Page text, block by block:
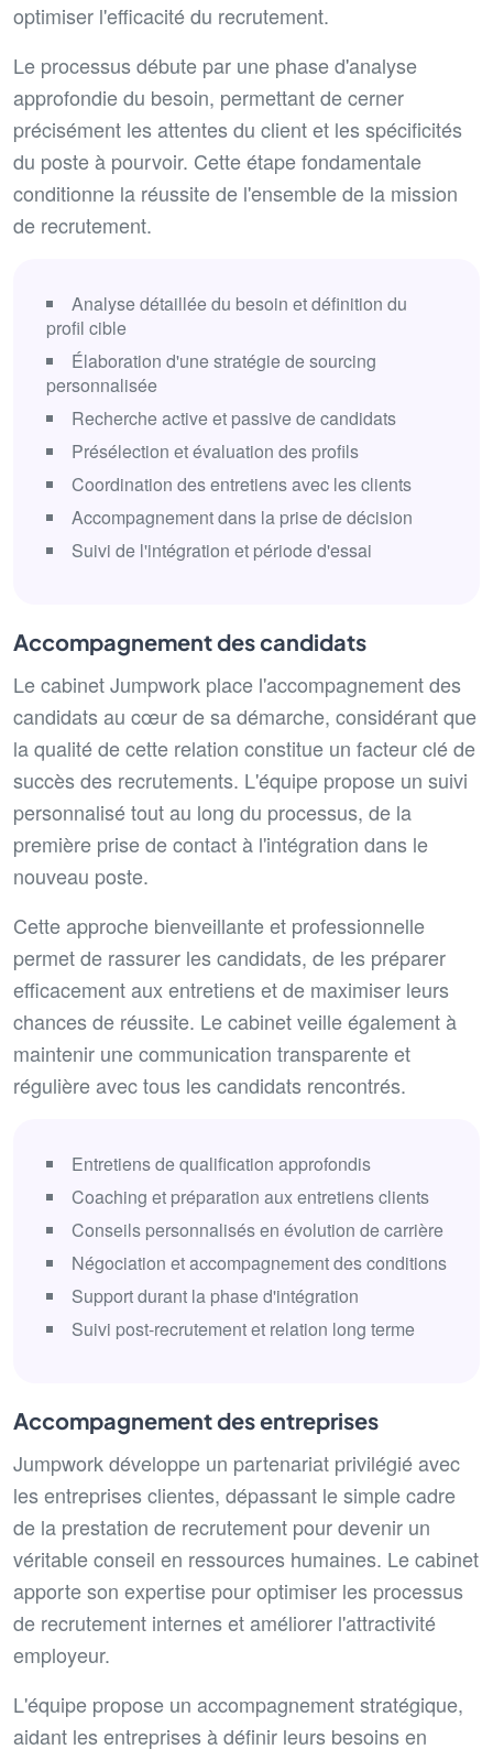
optimiser l'efficacité du recrutement.
Le processus débute par une phase d'analyse
approfondie du besoin, permettant de cerner
précisément les attentes du client et les spécificités
du poste à pourvoir. Cette étape fondamentale
conditionne la réussite de l'ensemble de la mission
de recrutement.
Analyse détaillée du besoin et définition du
profil cible
Élaboration d'une stratégie de sourcing
personnalisée
Recherche active et passive de candidats
Présélection et évaluation des profils
Coordination des entretiens avec les clients
Accompagnement dans la prise de décision
Suivi de l'intégration et période d'essai
Accompagnement des candidats
Le cabinet Jumpwork place l'accompagnement des
candidats au cœur de sa démarche, considérant que
la qualité de cette relation constitue un facteur clé de
succès des recrutements. L'équipe propose un suivi
personnalisé tout au long du processus, de la
première prise de contact à l'intégration dans le
nouveau poste.
Cette approche bienveillante et professionnelle
permet de rassurer les candidats, de les préparer
efficacement aux entretiens et de maximiser leurs
chances de réussite. Le cabinet veille également à
maintenir une communication transparente et
régulière avec tous les candidats rencontrés.
Entretiens de qualification approfondis
Coaching et préparation aux entretiens clients
Conseils personnalisés en évolution de carrière
Négociation et accompagnement des conditions
Support durant la phase d'intégration
Suivi post-recrutement et relation long terme
Accompagnement des entreprises
Jumpwork développe un partenariat privilégié avec
les entreprises clientes, dépassant le simple cadre
de la prestation de recrutement pour devenir un
véritable conseil en ressources humaines. Le cabinet
apporte son expertise pour optimiser les processus
de recrutement internes et améliorer l'attractivité
employeur.
L'équipe propose un accompagnement stratégique,
aidant les entreprises à définir leurs besoins en